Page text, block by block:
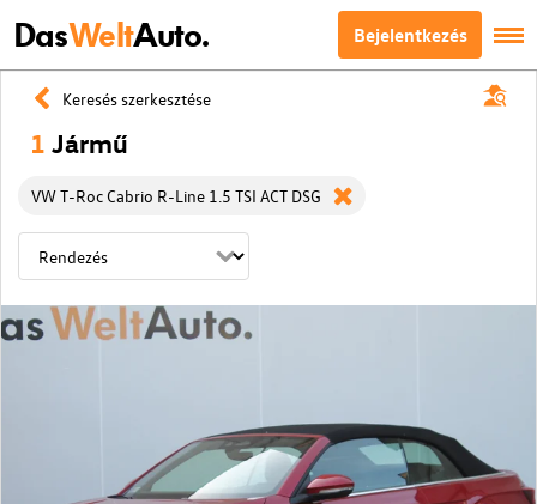
DasWeltAuto. Bejelentkezés
Keresés szerkesztése
1 Jármű
VW T-Roc Cabrio R-Line 1.5 TSI ACT DSG